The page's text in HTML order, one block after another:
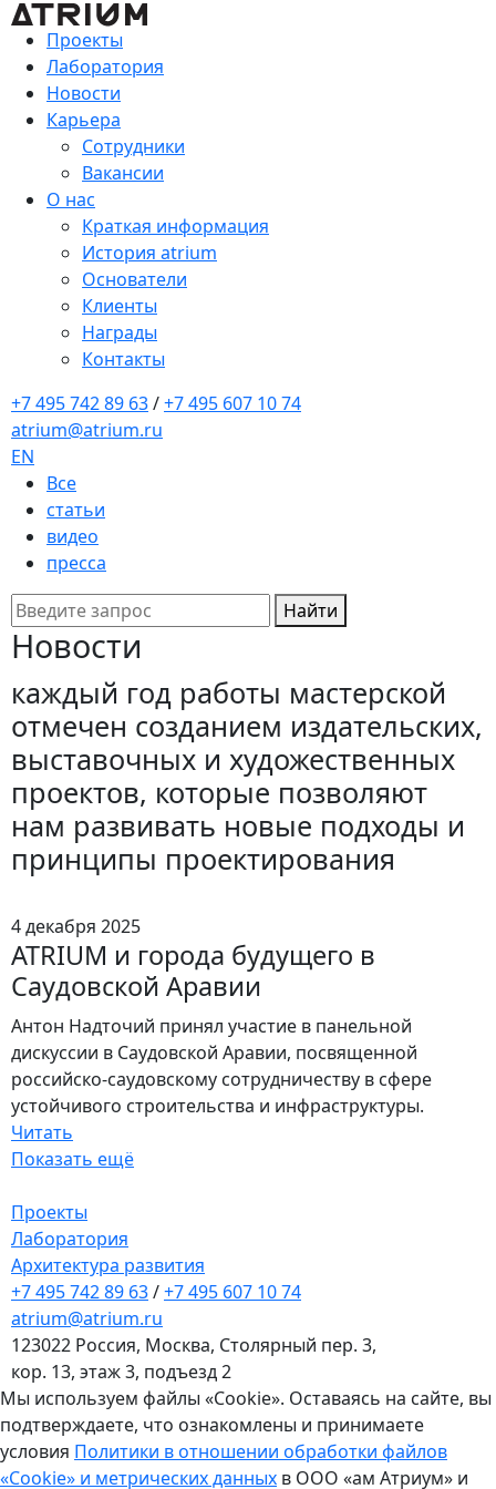
Проекты
Лаборатория
Новости
Карьера
Сотрудники
Вакансии
О нас
Краткая информация
История atrium
Основатели
Клиенты
Награды
Контакты
+7 495 742 89 63/+7 495 607 10 74
atrium@atrium.ru
EN
Все
статьи
видео
пресса
Найти
Новости
каждый год работы мастерской
отмечен созданием издательских,
выставочных и художественных
проектов, которые позволяют
нам развивать новые подходы и
принципы проектирования
4 декабря 2025
ATRIUM и города будущего в
Саудовской Аравии
Антон Надточий принял участие в панельной
дискуссии в Саудовской Аравии, посвященной
российско-саудовскому сотрудничеству в сфере
устойчивого строительства и инфраструктуры.
Читать
Показать ещё
Проекты
Лаборатория
Архитектура развития
+7 495 742 89 63/+7 495 607 10 74
atrium@atrium.ru
123022 Россия, Москва, Столярный пер. 3,
кор. 13, этаж 3, подъезд 2
Мы используем файлы «Cookie». Оставаясь на сайте, вы
подтверждаете, что ознакомлены и принимаете
условия Политики в отношении обработки файлов
«Cookie» и метрических данных в ООО «ам Атриум» и